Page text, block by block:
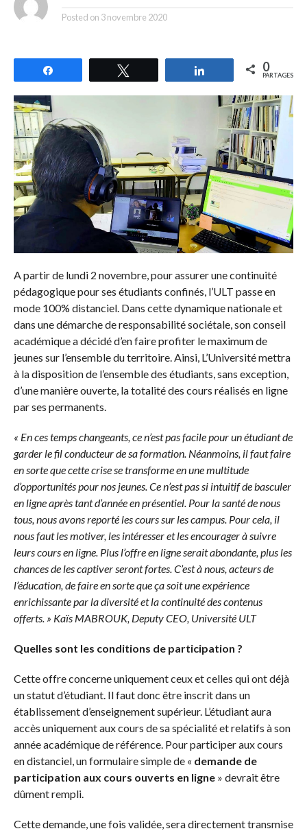
Posted on 3 novembre 2020
Partagez 0
PARTAGES
A partir de lundi 2 novembre, pour assurer une continuité
pédagogique pour ses étudiants confinés, l’ULT passe en
mode 100% distanciel. Dans cette dynamique nationale et
dans une démarche de responsabilité sociétale, son conseil
académique a décidé d’en faire profiter le maximum de
jeunes sur l’ensemble du territoire. Ainsi, L’Université mettra
à la disposition de l’ensemble des étudiants, sans exception,
d’une manière ouverte, la totalité des cours réalisés en ligne
par ses permanents.
« En ces temps changeants, ce n’est pas facile pour un étudiant de
garder le fil conducteur de sa formation. Néanmoins, il faut faire
en sorte que cette crise se transforme en une multitude
d’opportunités pour nos jeunes. Ce n’est pas si intuitif de basculer
en ligne après tant d’année en présentiel. Pour la santé de nous
tous, nous avons reporté les cours sur les campus. Pour cela, il
nous faut les motiver, les intéresser et les encourager à suivre
leurs cours en ligne. Plus l’offre en ligne serait abondante, plus les
chances de les captiver seront fortes. C’est à nous, acteurs de
l’éducation, de faire en sorte que ça soit une expérience
enrichissante par la diversité et la continuité des contenus
offerts. » Kaïs MABROUK, Deputy CEO, Université ULT
Quelles sont les conditions de participation ?
Cette offre concerne uniquement ceux et celles qui ont déjà
un statut d’étudiant. Il faut donc être inscrit dans un
établissement d’enseignement supérieur. L’étudiant aura
accès uniquement aux cours de sa spécialité et relatifs à son
année académique de référence. Pour participer aux cours
en distanciel, un formulaire simple de « demande de
participation aux cours ouverts en ligne» devrait être
dûment rempli.
Cette demande, une fois validée, sera directement transmise